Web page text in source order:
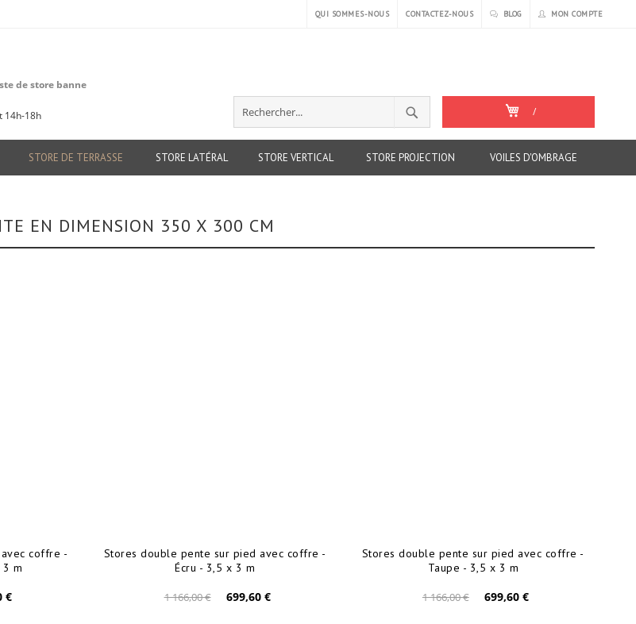
QUI SOMMES-NOUS CONTACTEZ-NOUS BLOG MON COMPTE
Rechercher
RECHERCHER
de store banne
14h-18h /
STORE DE TERRASSE STORE LATÉRAL STORE VERTICAL STORE PROJECTION VOILES D'OMBRAGE
EN DIMENSION 350 X 300 CM
coffre -
m
€
Stores double pente sur pied avec coffre -
Écru - 3,5 x 3 m
1 166,00 € 699,60 €
Stores double pente sur pied avec coffre -
Taupe - 3,5 x 3 m
1 166,00 € 699,60 €